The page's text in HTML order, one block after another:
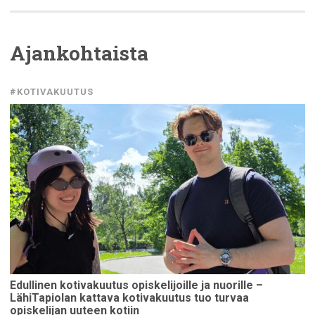
Ajankohtaista
#KOTIVAKUUTUS
Edullinen kotivakuutus opiskelijoille ja nuorille –
LähiTapiolan kattava kotivakuutus tuo turvaa
opiskelijan uuteen kotiin